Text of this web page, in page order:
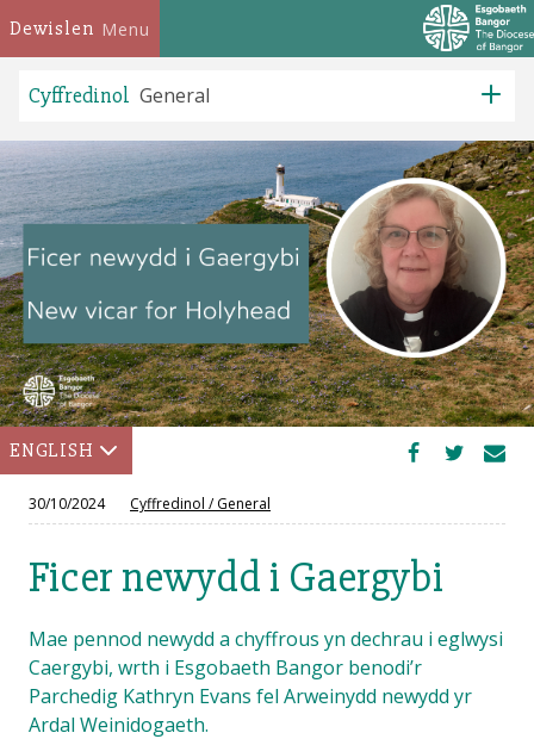
Dewislen Menu
Cyffredinol General
ENGLISH
30/10/2024 Cyffredinol /General
Ficer newydd i Gaergybi
Mae pennod newydd a chyffrous yn dechrau i eglwysi
Caergybi, wrth i Esgobaeth Bangor benodi’r
Parchedig Kathryn Evans fel Arweinydd newydd yr
Ardal Weinidogaeth.